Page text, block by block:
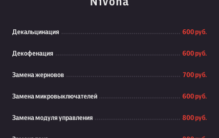
Декальцинация 600 руб.
Декофенация 600 руб.
Замена жерновов 700 руб.
Замена микровыключателей 600 руб.
Замена модуля управления 800 руб.